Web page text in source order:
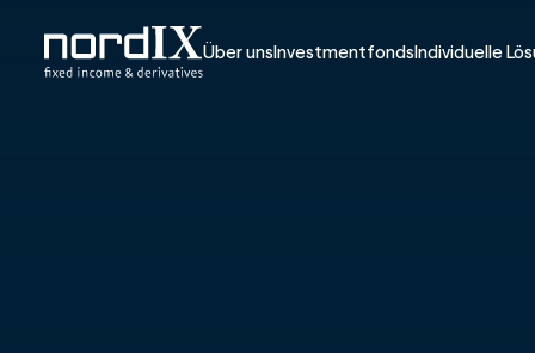
Über unsInvestmentfondsIndividuelle